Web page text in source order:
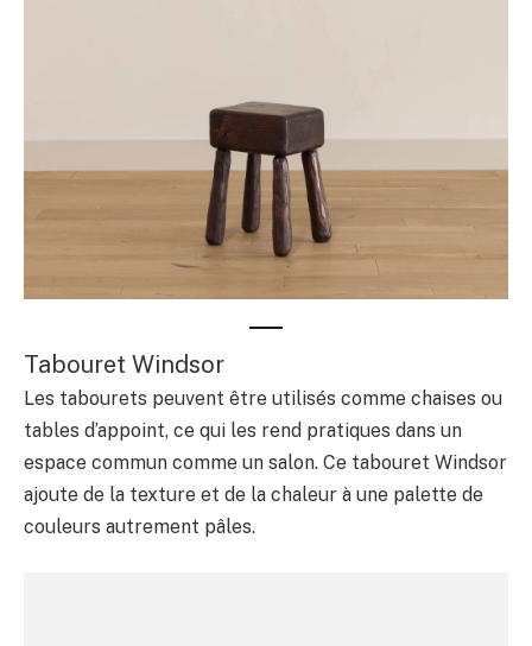
Tabouret Windsor
Les tabourets peuvent être utilisés comme chaises ou
tables d’appoint, ce qui les rend pratiques dans un
espace commun comme un salon. Ce tabouret Windsor
ajoute de la texture et de la chaleur à une palette de
couleurs autrement pâles.